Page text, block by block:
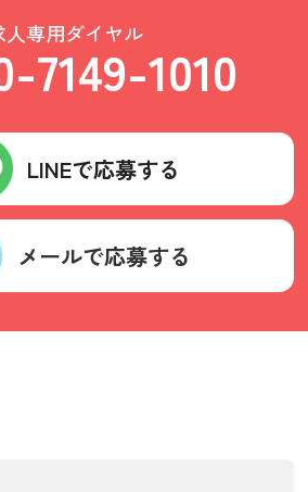
人専用ダイヤル
7149-1010
LINEで応募する
メールで応募する